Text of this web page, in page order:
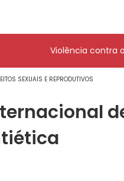
Violência contra
SEXUAIS E REPRODUTIVOS